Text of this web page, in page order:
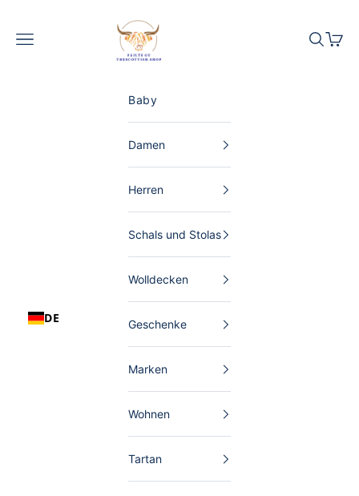
The Scottish Shop Deutschland
DE
Menü Suchen
Baby
Damen
Herren
Schals und Stolas
Wolldecken
Geschenke
Marken
Wohnen
Tartan